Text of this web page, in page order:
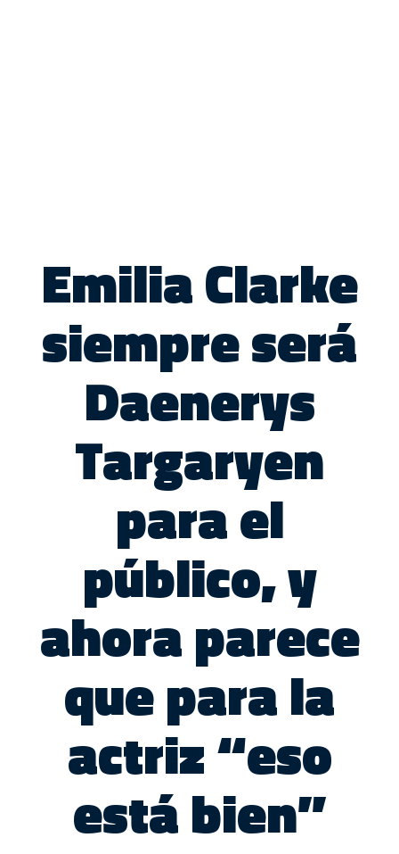
Emilia Clarke
siempre será
Daenerys
Targaryen
para el
público, y
ahora parece
que para la
actriz “eso
está bien”